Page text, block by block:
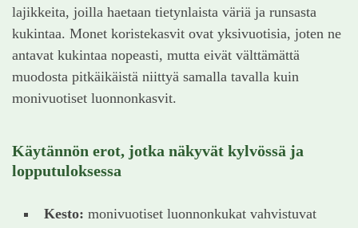
lajikkeita, joilla haetaan tietynlaista väriä ja runsasta
kukintaa. Monet koristekasvit ovat yksivuotisia, joten ne
antavat kukintaa nopeasti, mutta eivät välttämättä
muodosta pitkäikäistä niittyä samalla tavalla kuin
monivuotiset luonnonkasvit.
Käytännön erot, jotka näkyvät kylvössä ja
lopputuloksessa
Kesto: monivuotiset luonnonkukat vahvistuvat